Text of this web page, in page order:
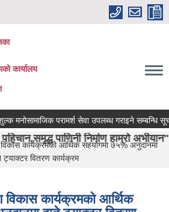
कार्यालय
निर्माण हाम्रो अभीयान"।
परामर्श सेवा उपलब्ध गराइने सम्बन्धि सूचना ।
कार्यक्रमको आर्थिक सहयोगमा ७५% अनुदानमा
ट्याक्टर वितरण कार्यक्रम
विकास कार्यक्रमको आर्थिक